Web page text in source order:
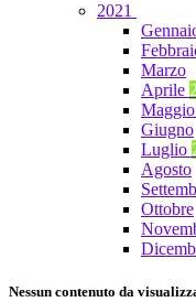
2021
Marzo
Aprile
Maggio
Giugno
Luglio
Agosto
Ottobre
Nessun contenuto da